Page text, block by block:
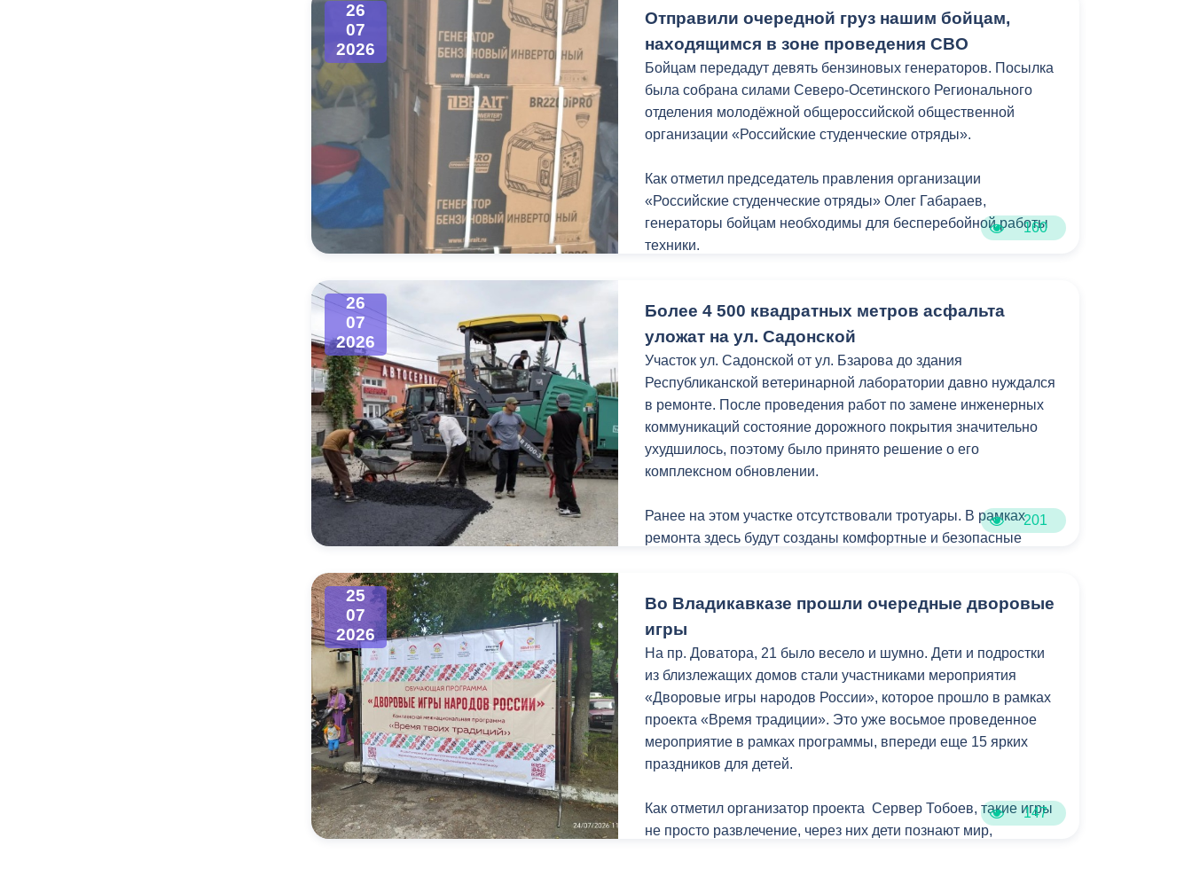
26
07
2026
Отправили очередной груз нашим бойцам,
находящимся в зоне проведения СВО
Бойцам передадут девять бензиновых генераторов. Посылка
была собрана силами Северо-Осетинского Регионального
отделения молодёжной общероссийской общественной
организации «Российские студенческие отряды».
Как отметил председатель правления организации
«Российские студенческие отряды» Олег Габараев,
генераторы бойцам необходимы для бесперебойной работы
техники.
помогать нашим ребятам», - сказал Олег Габараев.
Отметим, администрация Владикавказа регулярно отправляет
на передовую грузы с оборудованием, техникой и продуктами
питания.
160
26
07
2026
Более 4 500 квадратных метров асфальта
уложат на ул. Садонской
Участок ул. Садонской от ул. Бзарова до здания
Республиканской ветеринарной лаборатории давно нуждался
в ремонте. После проведения работ по замене инженерных
коммуникаций состояние дорожного покрытия значительно
ухудшилось, поэтому было принято решение о его
комплексном обновлении.
Ранее на этом участке отсутствовали тротуары. В рамках
ремонта здесь будут созданы комфортные и безопасные
В настоящее время специалисты приступили к укладке
асфальтобетонного покрытия. Общая протяженность
ремонтируемого участка превышает 400 метров, а площадь
нового асфальтового покрытия составит более 4 500
квадратных метров.
Завершить работы планируется в середине августа.
201
25
07
2026
Во Владикавказе прошли очередные дворовые
игры
На пр. Доватора, 21 было весело и шумно. Дети и подростки
из близлежащих домов стали участниками мероприятия
«Дворовые игры народов России», которое прошло в рамках
проекта «Время традиции». Это уже восьмое проведенное
мероприятие в рамках программы, впереди еще 15 ярких
праздников для детей.
Как отметил организатор проекта Сервер Тобоев, такие игры
не просто развлечение, через них дети познают мир,
147